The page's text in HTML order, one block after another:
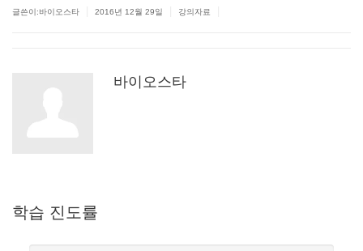
글쓴이:바이오스타 2016년 12월 29일 강의자료
바이오스타
학습 진도률